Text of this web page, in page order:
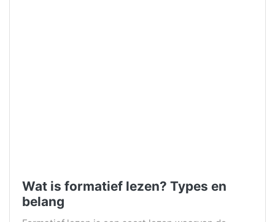
Wat is formatief lezen? Types en
belang